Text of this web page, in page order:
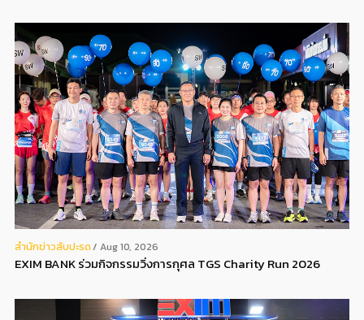
สํานักข่าวสับปะรด Aug 10, 2026
EXIM BANK ร่วมกิจกรรมวิ่งการกุศล TGS Charity Run 2026